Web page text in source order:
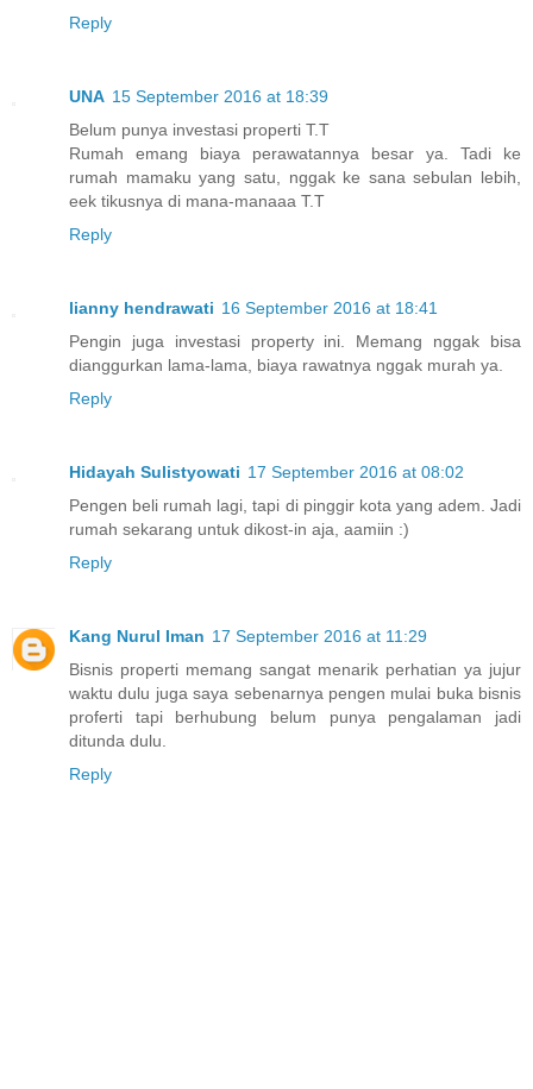
Reply
UNA 15 September 2016 at 18:39
Belum punya investasi properti T.T
Rumah emang biaya perawatannya besar ya. Tadi ke
rumah mamaku yang satu, nggak ke sana sebulan lebih,
eek tikusnya di mana-manaaa T.T
Reply
lianny hendrawati 16 September 2016 at 18:41
Pengin juga investasi property ini. Memang nggak bisa
dianggurkan lama-lama, biaya rawatnya nggak murah ya.
Reply
Hidayah Sulistyowati 17 September 2016 at 08:02
Pengen beli rumah lagi, tapi di pinggir kota yang adem. Jadi
rumah sekarang untuk dikost-in aja, aamiin :)
Reply
Kang Nurul Iman 17 September 2016 at 11:29
Bisnis properti memang sangat menarik perhatian ya jujur
waktu dulu juga saya sebenarnya pengen mulai buka bisnis
proferti tapi berhubung belum punya pengalaman jadi
ditunda dulu.
Reply